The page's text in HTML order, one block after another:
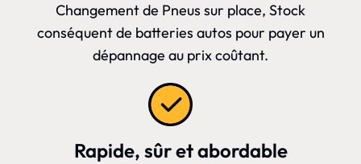
Changement de Pneus sur place, Stock
conséquent de batteries autos pour payer un
dépannage au prix coûtant.
Rapide, sûr et abordable